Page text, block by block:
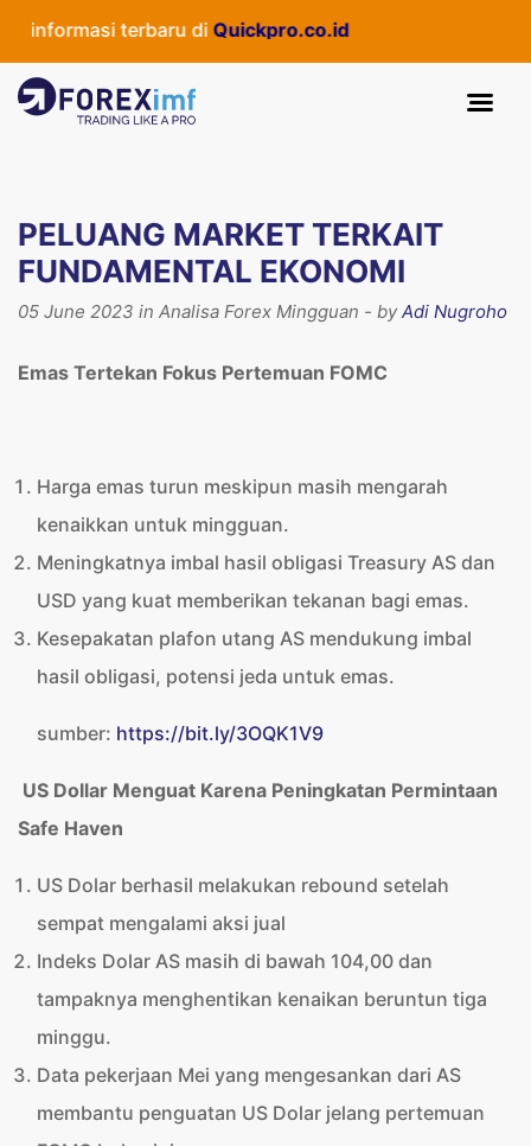
terbaru diQuickpro.co.id
PELUANG MARKET TERKAIT
FUNDAMENTAL EKONOMI
05 June 2023 in Analisa Forex Mingguan - byAdi Nugroho
Emas Tertekan Fokus Pertemuan FOMC
Harga emas turun meskipun masih mengarah
kenaikkan untuk mingguan.
Meningkatnya imbal hasil obligasi Treasury AS dan
USD yang kuat memberikan tekanan bagi emas.
Kesepakatan plafon utang AS mendukung imbal
hasil obligasi, potensi jeda untuk emas.
sumber: https://bit.ly/3OQK1V9
US Dollar Menguat Karena Peningkatan Permintaan
Safe Haven
US Dolar berhasil melakukan rebound setelah
sempat mengalami aksi jual
Indeks Dolar AS masih di bawah 104,00 dan
tampaknya menghentikan kenaikan beruntun tiga
minggu.
Data pekerjaan Mei yang mengesankan dari AS
membantu penguatan US Dolar jelang pertemuan